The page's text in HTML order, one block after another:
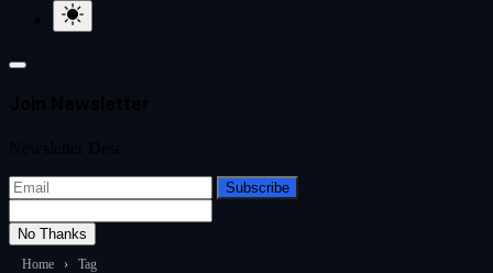
Subscribe
No Thanks
Home › Tag